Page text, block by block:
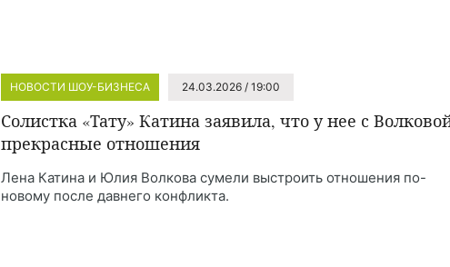
НОВОСТИ ШОУ-БИЗНЕСА 24.03.2026 / 19:00
Солистка «Тату» Катина заявила, что у нее с
прекрасные отношения
Лена Катина и Юлия Волкова сумели выстроить отношения по-
новому после давнего конфликта.